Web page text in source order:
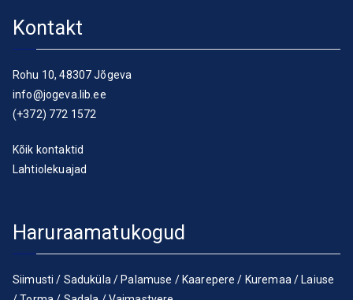
Kontakt
Rohu 10, 48307 Jõgeva
info@jogeva.lib.ee
(+372) 772 1572
Kõik kontaktid
Lahtiolekuajad
Haruraamatukogud
Siimusti / Saduküla / Palamuse / Kaarepere / Kuremaa / Laiuse